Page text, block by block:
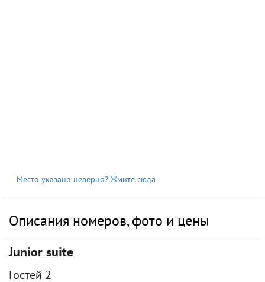
Место указано неверно? Жмите сюда
Описания номеров, фото и цены
Junior suite
Гостей 2